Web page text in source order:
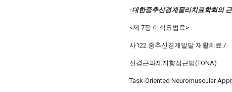
-대한중추신경계물리치료학회의
<제 7장 이학요법료>
사122 중추신경계발달 재활치료 /
신경근과제지향접근법(TONA)
Task-Oriented Neuromuscular